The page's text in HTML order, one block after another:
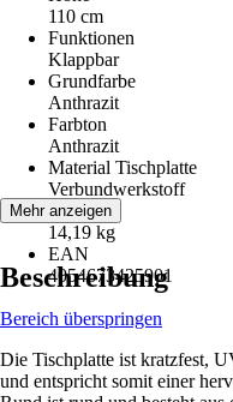
110 cm
Funktionen
Klappbar
Grundfarbe
Anthrazit
Farbton
Anthrazit
Material Tischplatte
Verbundwerkstoff
Gewicht
14,19 kg
EAN
4054673425901
Mehr anzeigen
Beschreibung
Bereich überspringen
Die Tischplatte ist kratzfest,
und entspricht somit einer